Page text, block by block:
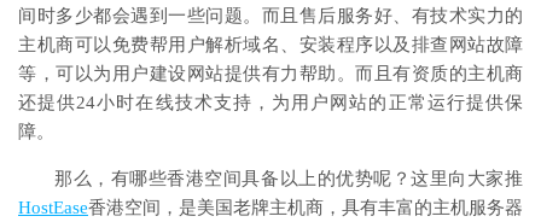
间时多少都会遇到一些问题。而且售后服务好、有技术实力的
主机商可以免费帮用户解析域名、安装程序以及排查网站故障
等，可以为用户建设网站提供有力帮助。而且有资质的主机商
还提供24小时在线技术支持，为用户网站的正常运行提供保
障。
那么，有哪些香港空间具备以上的优势呢？这里向大家推
HostEase香港空间，是美国老牌主机商，具有丰富的主机服务器